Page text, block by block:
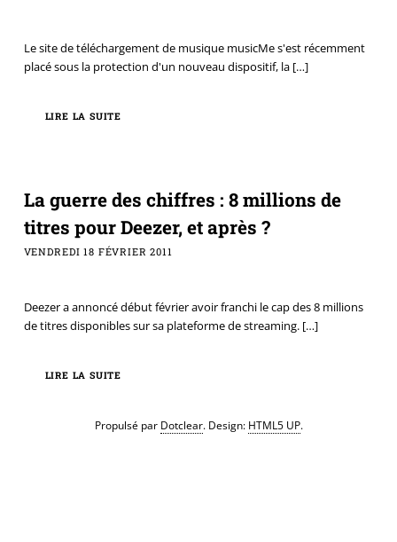
Le site de téléchargement de musique musicMe s'est récemment
placé sous la protection d'un nouveau dispositif, la[…]
LIRE LA SUITE
La guerre des chiffres : 8 millions de
titres pour Deezer, et après ?
VENDREDI 18 FÉVRIER 2011
Deezer a annoncé début février avoir franchi le cap des 8 millions
de titres disponibles sur sa plateforme de streaming.[…]
LIRE LA SUITE
Propulsé par Dotclear. Design: HTML5 UP.